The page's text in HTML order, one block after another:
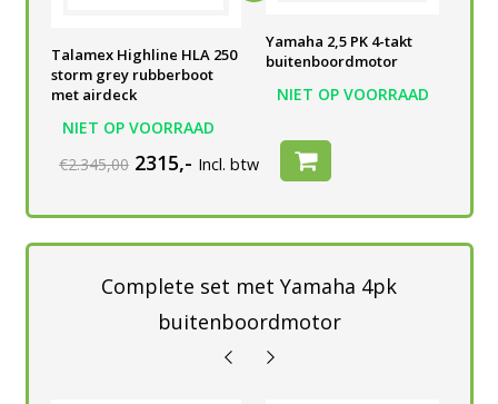
Talamex Highline HLA 250
storm grey rubberboot
met airdeck
NIET OP VOORRAAD
buitenboordmotor
NIET OP VOORRAAD
Yamaha 2,5 PK 4-takt
buitenboordmotor
NIET OP VOORRAAD
€2.345,00 2315,- Incl. btw
Complete set met Yamaha 4pk
buitenboordmotor